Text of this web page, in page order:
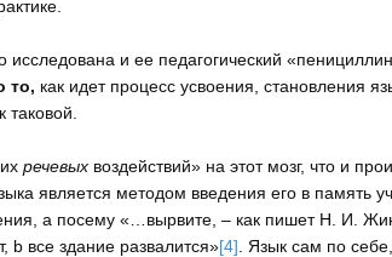
исследована и ее педагогический
то, как идет процесс усвоения, становления
таковой.
речевых воздействий» на этот мозг, что и
является методом введения его в память
а посему «…вырвите, – как пишет Н. И.
b все здание развалится»[4] . Язык сам по